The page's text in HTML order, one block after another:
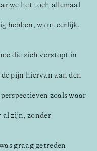
we het toch allemaal
hebben, want eerlijk,
die zich verstopt in
pijn hiervan aan den
zoals waar
al zijn, zonder
graag getreden